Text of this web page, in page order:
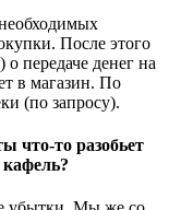
После этого
передаче денег на
в магазин. По
(по запросу).
что-то разобьет